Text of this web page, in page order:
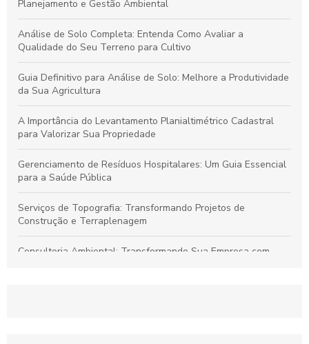
Planejamento e Gestão Ambiental
Análise de Solo Completa: Entenda Como Avaliar a
Qualidade do Seu Terreno para Cultivo
Guia Definitivo para Análise de Solo: Melhore a Produtividade
da Sua Agricultura
A Importância do Levantamento Planialtimétrico Cadastral
para Valorizar Sua Propriedade
Gerenciamento de Resíduos Hospitalares: Um Guia Essencial
para a Saúde Pública
Serviços de Topografia: Transformando Projetos de
Construção e Terraplenagem
Consultoria Ambiental: Transformando Sua Empresa com